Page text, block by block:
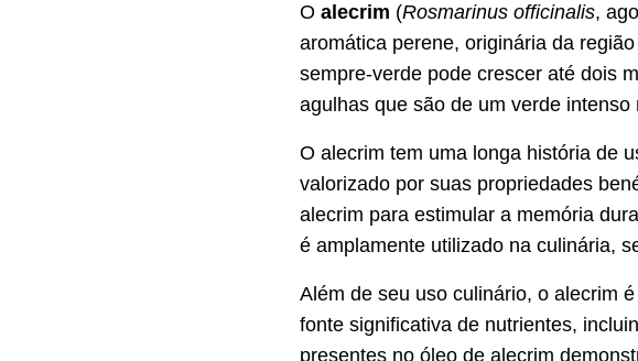
O alecrim (Rosmarinus officinalis,
aromática perene, originária da
sempre-verde pode crescer até dois
agulhas que são de um verde
O alecrim tem uma longa história de
valorizado por suas propriedades
alecrim para estimular a memória
é amplamente utilizado na culinária,
Além de seu uso culinário, o alecrim
fonte significativa de nutrientes,
presentes no óleo de alecrim